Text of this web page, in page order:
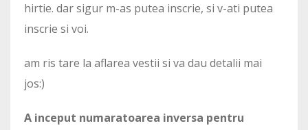
hirtie. dar sigur m-as putea inscrie, si v-ati putea
inscrie si voi.
am ris tare la aflarea vestii si va dau detalii mai
jos:)
A inceput numaratoarea inversa pentru